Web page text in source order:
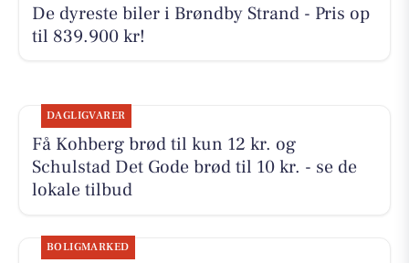
De dyreste biler i Brøndby Strand - Pris op
til 839.900 kr!
DAGLIGVARER
Få Kohberg brød til kun 12 kr. og
Schulstad Det Gode brød til 10 kr. - se de
lokale tilbud
BOLIGMARKED